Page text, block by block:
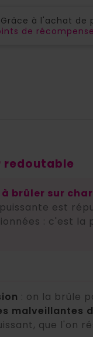
Grâce à l'achat de
de récompense
redoutable
brûler sur
est
: c'est la
: on la brûle
malveillantes
que l'on